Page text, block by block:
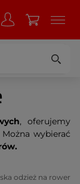
, oferujemy
wybierać
odzież na rower